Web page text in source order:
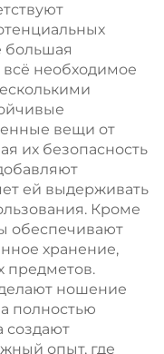
большая
всё необходимое
вещи от
их безопасность
ей выдерживать
Кроме
обеспечивают
хранение,
предметов.
ношение
полностью
создают
опыт, где